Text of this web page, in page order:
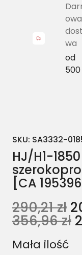
owa
wa
od
500
SKU: SA3332-
HJ/H1-
[CA
290,21zł
356,96zł
Mała ilość